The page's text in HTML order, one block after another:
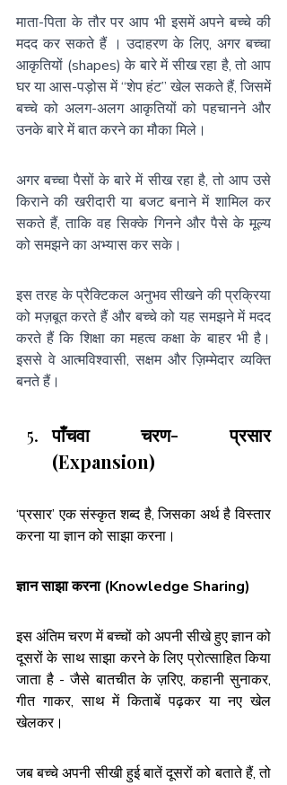
माता-पिता के तौर पर आप भी इसमें अपने बच्चे की
मदद कर सकते हैं । उदाहरण के लिए, अगर बच्चा
आकृतियों (shapes) के बारे में सीख रहा है, तो आप
घर या आस-पड़ोस में “शेप हंट” खेल सकते हैं, जिसमें
बच्चे को अलग-अलग आकृतियों को पहचानने और
उनके बारे में बात करने का मौका मिले।
अगर बच्चा पैसों के बारे में सीख रहा है, तो आप उसे
किराने की खरीदारी या बजट बनाने में शामिल कर
सकते हैं, ताकि वह सिक्के गिनने और पैसे के मूल्य
को समझने का अभ्यास कर सके।
इस तरह के प्रैक्टिकल अनुभव सीखने की प्रक्रिया
को मज़बूत करते हैं और बच्चे को यह समझने में मदद
करते हैं कि शिक्षा का महत्व कक्षा के बाहर भी है।
इससे वे आत्मविश्वासी, सक्षम और ज़िम्मेदार व्यक्ति
बनते हैं।
पाँचवा चरण- प्रसार
(Expansion)
‘प्रसार’ एक संस्कृत शब्द है, जिसका अर्थ है विस्तार
करना या ज्ञान को साझा करना।
ज्ञान साझा करना (Knowledge Sharing)
इस अंतिम चरण में बच्चों को अपनी सीखे हुए ज्ञान को
दूसरों के साथ साझा करने के लिए प्रोत्साहित किया
जाता है - जैसे बातचीत के ज़रिए, कहानी सुनाकर,
गीत गाकर, साथ में किताबें पढ़कर या नए खेल
खेलकर।
जब बच्चे अपनी सीखी हुई बातें दूसरों को बताते हैं, तो